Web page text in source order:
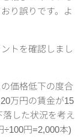
り誤りです。よ
トを確認しまし
価格低下の度合
万円の賃金が15
した状況を考え
円=2,000本)